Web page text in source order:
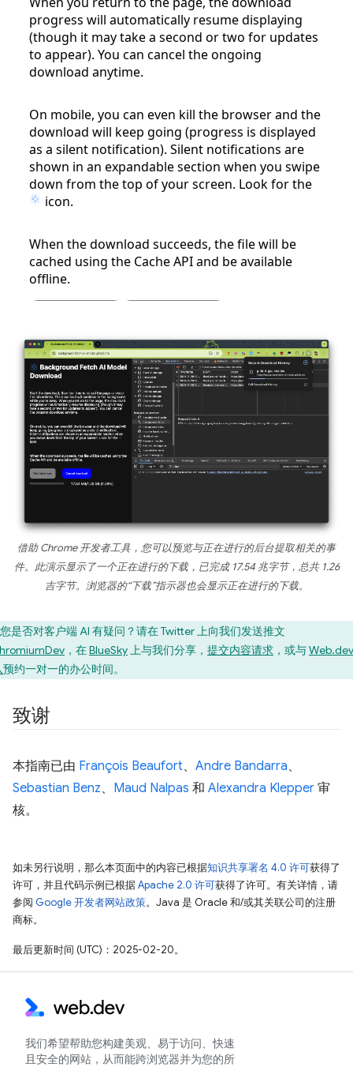
借助 Chrome 开发者工具，您可以预览与正在进行的后台提取相关的事
件。此演示显示了一个正在进行的下载，已完成 17.54 兆字节，总共 1.26
吉字节。浏览器的“下载”指示器也会显示正在进行的下载。
您是否对客户端 AI 有疑问？请在 Twitter 上向我们发送推文
，在BlueSky 上与我们分享， 提交内容请求 ，或与
预约一对一的办公时间。
致谢
本指南已由 François Beaufort、 Andre Bandarra、
Sebastian Benz、 Maud Nalpas 和 Alexandra Klepper 审
核。
如未另行说明，那么本页面中的内容已根据知识共享署名 4.0 许可获得了
许可，并且代码示例已根据Apache 2.0 许可获得了许可。有关详情，请
参阅 Google 开发者网站政策。Java 是 Oracle 和/或其关联公司的注册
商标。
最后更新时间 (UTC)：2025-02-20。
我们希望帮助您构建美观、易于访问、快速
且安全的网站，从而能跨浏览器并为您的所